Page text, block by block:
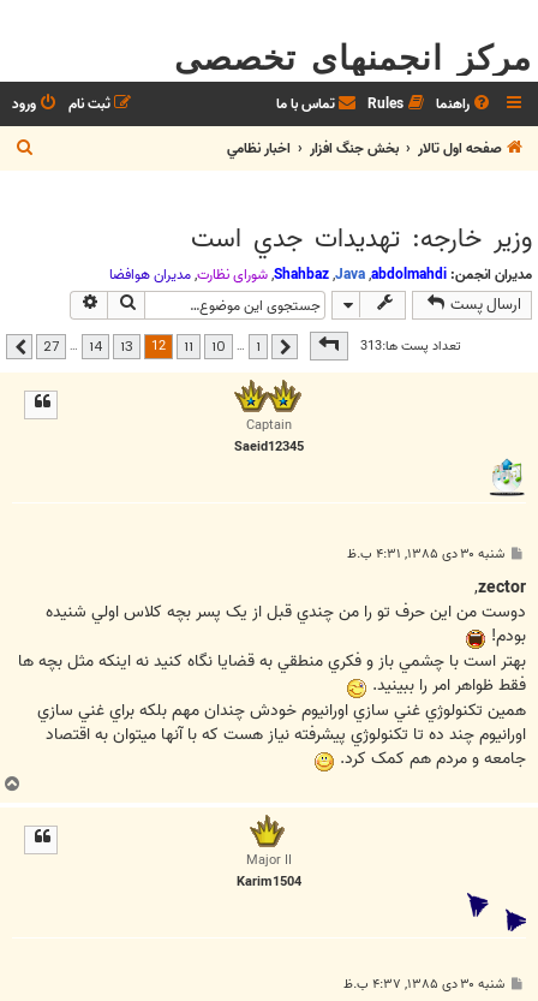
مرکز انجمنهای تخصصی
راهنما Rules تماس با ما ورود
ثبت نام
صفحه اول تالار
بخش جنگ افزار اخبار نظامي
ج
س
وزير خارجه: تهديدات جدي است
مدیران انجمن: abdolmahdi
,
Java
,
Shahbaz
,شوراي نظارت,مديران هوافضا
ارسال پست جستجو
تعداد پست ها:313صفحه12 از27 قبلی …
10
11
12
13
14
…
27 بعدی
Captain
Saeid12345
پ
ت
شنبه ۳۰ دی ۱۳۸۵, ۴:۳۱ ب.ظ
zector
,
دوست من اين حرف تو را من چندي قبل از يک پسر بچه کلاس اولي شنيده
بودم!
بهتر است با چشمي باز و فکري منطقي به قضايا نگاه کنيد نه اينکه مثل بچه ها
فقط ظواهر امر را ببينيد.
همين تکنولوژي غني سازي اورانيوم خودش چندان مهم بلکه براي غني سازي
اورانيوم چند ده تا تکنولوژي پيشرفته نياز هست که با آنها ميتوان به اقتصاد
جامعه و مردم هم کمک کرد.
ب
ا
Major II
Karim1504
پ شنبه ۳۰ دی ۱۳۸۵, ۴:۳۷ ب.ظ